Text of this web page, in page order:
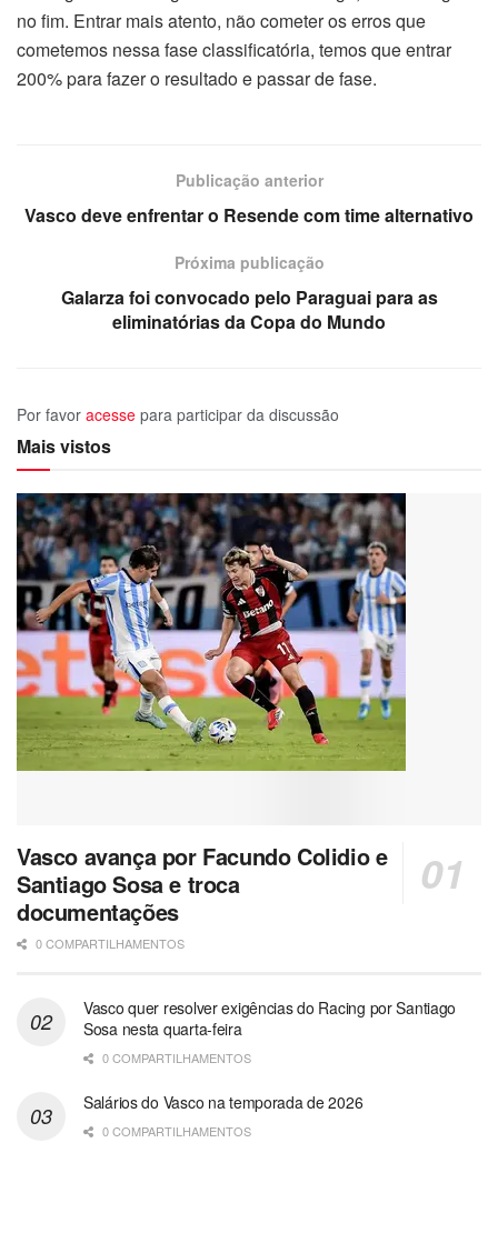
no fim. Entrar mais atento, não cometer os erros que
cometemos nessa fase classificatória, temos que entrar
200% para fazer o resultado e passar de fase.
Publicação anterior
Vasco deve enfrentar o Resende com time alternativo
Próxima publicação
Galarza foi convocado pelo Paraguai para as
eliminatórias da Copa do Mundo
Por favor acesse para participar da discussão
Mais vistos
Vasco avança por Facundo Colidio e
Santiago Sosa e troca
documentações
0 COMPARTILHAMENTOS
Vasco quer resolver exigências do Racing por Santiago
Sosa nesta quarta-feira
0 COMPARTILHAMENTOS
Salários do Vasco na temporada de 2026
0 COMPARTILHAMENTOS